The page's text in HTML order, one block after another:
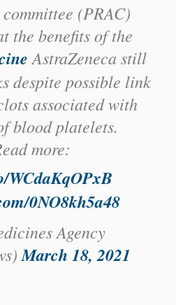
committee (PRAC)
the benefits of the
AstraZeneca still
despite possible link
associated with
blood platelets.
more:
WCdaKqOPxB
0NO8kh5a48
Agency
March 18, 2021